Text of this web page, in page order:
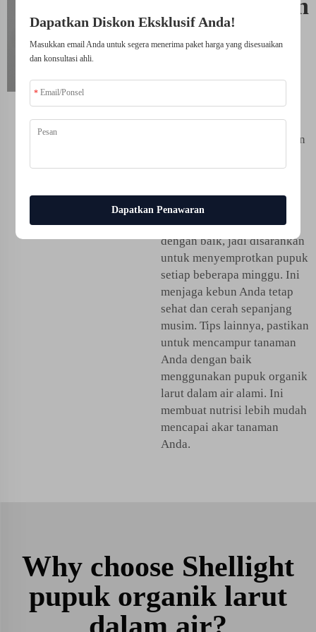
Menggunakan
Pupuk Cair
Taman Anda
Teknik lain yang dapat
digunakan adalah pemberian
air sebagai pakan reguler.
sumber nutrisi yang
konsisten agar tumbuh
dengan baik, jadi disarankan
untuk menyemprotkan pupuk
setiap beberapa minggu. Ini
menjaga kebun Anda tetap
sehat dan cerah sepanjang
musim. Tips lainnya, pastikan
untuk mencampur tanaman
Anda dengan baik
menggunakan pupuk organik
larut dalam air alami. Ini
membuat nutrisi lebih mudah
mencapai akar tanaman
Anda.
Why choose Shellight
pupuk organik larut
Dapatkan Diskon Eksklusif Anda!
Masukkan email Anda untuk segera menerima paket harga yang disesuaikan
dan konsultasi ahli.
Dapatkan Penawaran